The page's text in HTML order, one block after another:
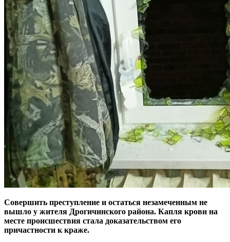
Совершить преступление и остаться незамеченным не
вышло у жителя Дрогичинского района. Капля крови на
месте происшествия стала доказательством его
причастности к краже.